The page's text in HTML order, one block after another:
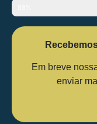
Em breve
enviar